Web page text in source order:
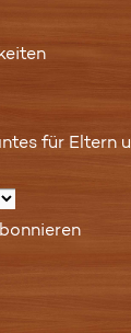
für Eltern